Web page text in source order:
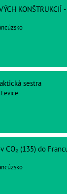
sestra
CO₂ (135) do